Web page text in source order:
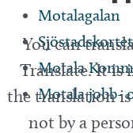
Motalagalan
Sjöstadskortet
Motala
Motala jobb-
You can
Translate. It is
the translation is
not by a